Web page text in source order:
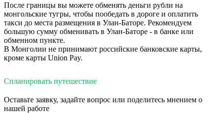
После границы вы можете обменять деньги рубли на
монгольские тугры, чтобы пообедать в дороге и оплатить
такси до места размещения в Улан-Баторе. Рекомендуем
большую сумму обменивать в Улан-Баторе - в банке или
обменном пункте.
В Монголии не принимают российские банковские карты,
кроме карты Union Pay.
Спланировать путешествие
Оставьте заявку, задайте вопрос или поделитесь мнением о
нашей работе